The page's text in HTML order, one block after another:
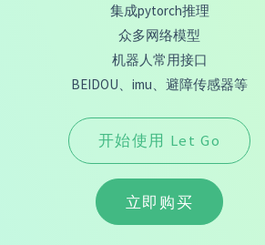
集成pytorch推理
众多网络模型
机器人常用接口
BEIDOU、imu、避障传感器等
开始使用 Let Go
立即购买